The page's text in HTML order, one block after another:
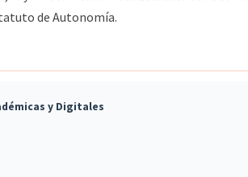
de Autonomía.
y Digitales